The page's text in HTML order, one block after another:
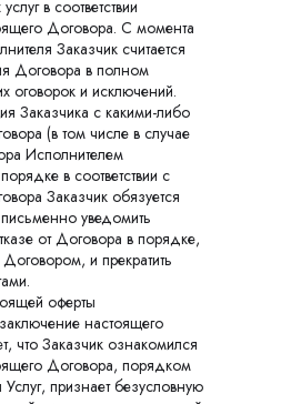
в соответствии
Договора. С момента
Заказчик считается
Договора в полном
оговорок и исключений.
Заказчика с какими-либо
(в том числе в случае
Исполнителем
в соответствии с
Заказчик обязуется
уведомить
от Договора в порядке,
и прекратить
оферты
настоящего
что Заказчик ознакомился
Договора, порядком
признает безусловную